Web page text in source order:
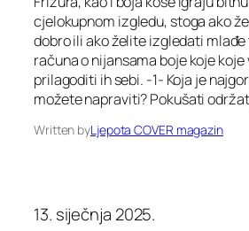
cjelokupnom izgledu, stoga ako
dobro ili ako želite izgledati
računa o nijansama boje koje
prilagoditi ih sebi. -1- Koja je
možete napraviti? Pokušati
Written byLjepota COVER magazin
13. siječnja 2025.